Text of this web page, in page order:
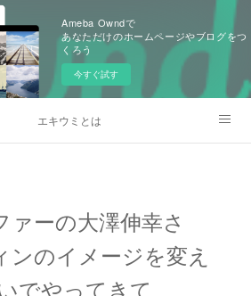
Ameba Owndで
あなただけのホームページやブログをつ
くろう
今すぐ試す
エキウミとは
ァーの大澤伸幸さ
ンのイメージを変え
でやってきて